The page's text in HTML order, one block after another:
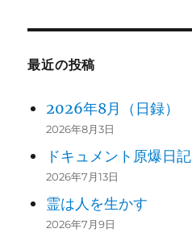
最近の投稿
2026年8月（日録）
2026年8月3日
ドキュメント原爆日記
2026年7月13日
霊は人を生かす
2026年7月9日